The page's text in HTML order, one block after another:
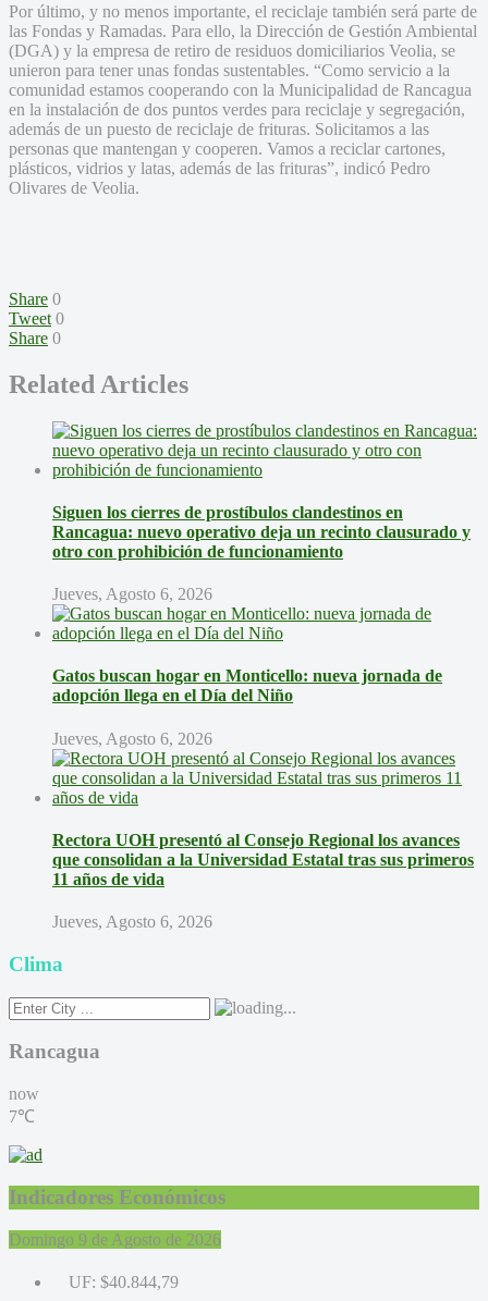
Por último, y no menos importante, el reciclaje también será parte de
las Fondas y Ramadas. Para ello, la Dirección de Gestión Ambiental
(DGA) y la empresa de retiro de residuos domiciliarios Veolia, se
unieron para tener unas fondas sustentables. “Como servicio a la
comunidad estamos cooperando con la Municipalidad de Rancagua
en la instalación de dos puntos verdes para reciclaje y segregación,
además de un puesto de reciclaje de frituras. Solicitamos a las
personas que mantengan y cooperen. Vamos a reciclar cartones,
plásticos, vidrios y latas, además de las frituras”, indicó Pedro
Olivares de Veolia.
Share 0
Tweet 0
Share 0
Related Articles
Siguen los cierres de prostíbulos clandestinos en
Rancagua: nuevo operativo deja un recinto clausurado y
otro con prohibición de funcionamiento
Jueves, Agosto 6, 2026
Gatos buscan hogar en Monticello: nueva jornada de
adopción llega en el Día del Niño
Jueves, Agosto 6, 2026
Rectora UOH presentó al Consejo Regional los avances
que consolidan a la Universidad Estatal tras sus primeros
11 años de vida
Jueves, Agosto 6, 2026
Clima
Rancagua
now
7℃
Indicadores Económicos
Domingo 9 de Agosto de 2026
UF: $40.844,79